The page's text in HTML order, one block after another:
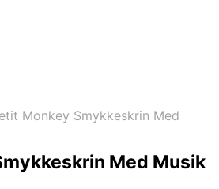
Monkey Smykkeskrin Med
Med Musik